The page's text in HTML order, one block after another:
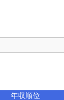
年収順位